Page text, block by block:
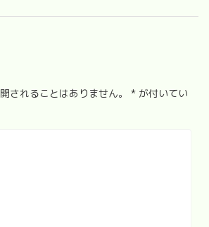
されることはありません。 * が付いてい